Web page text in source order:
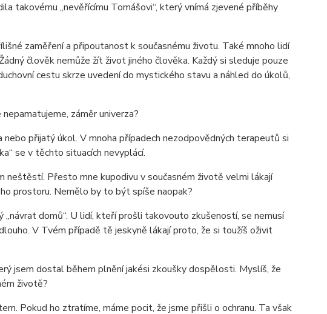
takovému „nevěřícímu Tomášovi“, který vnímá zjevené příběhy
zaměření a připoutanost k současnému životu. Také mnoho lidí
člověk nemůže žít život jiného člověka. Každý si sleduje pouze
cestu skrze uvedení do mystického stavu a náhled do úkolů,
záměr univerza?
přijatý úkol. V mnoha případech nezodpovědných terapeutů si
se v těchto situacích nevyplácí.
neštěstí. Přesto mne kupodivu v současném životě velmi lákají
prostoru. Nemělo by to být spíše naopak?
domů“. U lidí, kteří prošli takovouto zkušeností, se nemusí
V Tvém případě tě jeskyně lákají proto, že si toužíš oživit
jsem dostal během plnění jakési zkoušky dospělosti. Myslíš, že
životě?
Pokud ho ztratíme, máme pocit, že jsme přišli o ochranu. Ta však